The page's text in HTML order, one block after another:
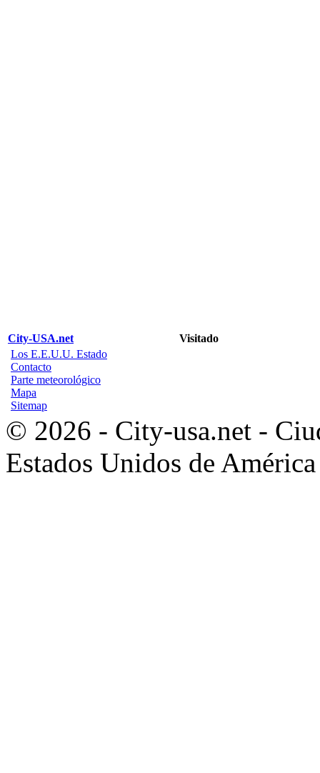
City-USA.net
Visitado
Los E.E.U.U. Estado
Contacto
Parte meteorológico
Mapa
Sitemap
© 2026 - City-usa.net -
Estados Unidos de América